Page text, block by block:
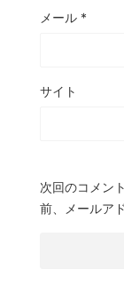
メール *
サイト
次回のコメン
前、メールア